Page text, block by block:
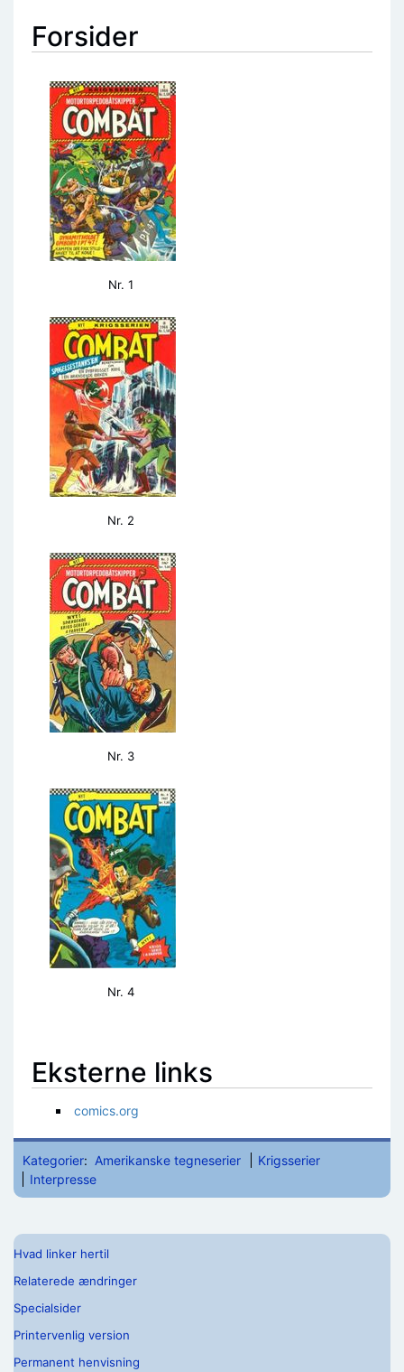
Forsider
Nr. 1
Nr. 2
Nr. 3
Nr. 4
Eksterne links
comics.org
Kategorier: Amerikanske tegneserier
Krigsserier
Interpresse
Hvad linker hertil
Relaterede ændringer
Specialsider
Printervenlig version
Permanent henvisning